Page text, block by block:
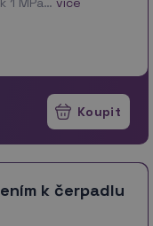
k čerpadlu